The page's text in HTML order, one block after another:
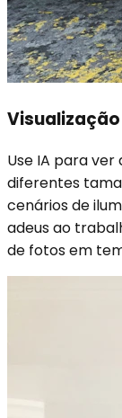
Use IA para
diferentes
cenários de
adeus ao
de fotos em